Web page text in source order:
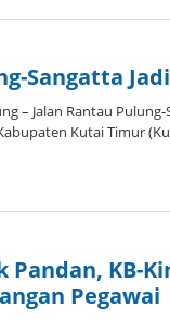
Sangatta
– Jalan Rantau
Kutai Timur
Pandan, KB-
Pegawai